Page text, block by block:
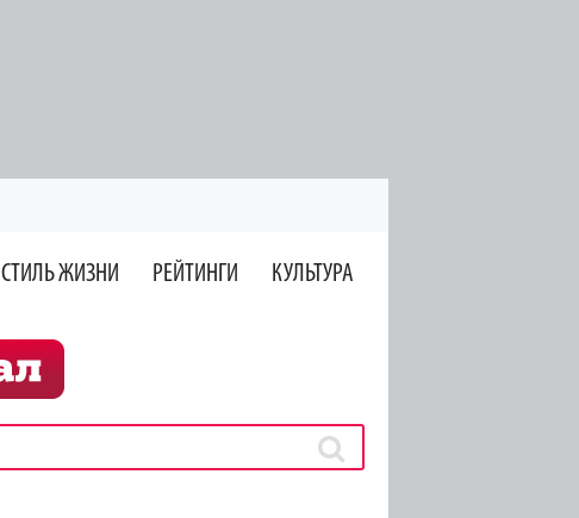
СТИЛЬ ЖИЗНИ РЕЙТИНГИ КУЛЬТУРА